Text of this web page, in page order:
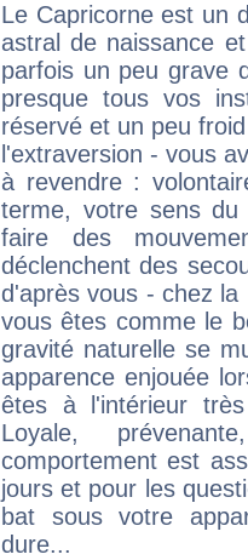
Le Capricorne est un
astral de naissance
parfois un peu grave
presque tous vos
réservé et un peu
l'extraversion - vous
à revendre :
terme, votre sens
faire des
déclenchent des
d'après vous - chez
vous êtes comme le
gravité naturelle se
apparence enjouée
êtes à l'intérieur
Loyale,
comportement est
jours et pour les
bat sous votre
dure...